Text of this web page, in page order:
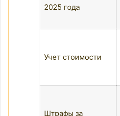
2025 года
Учет стоимости
Штрафы за